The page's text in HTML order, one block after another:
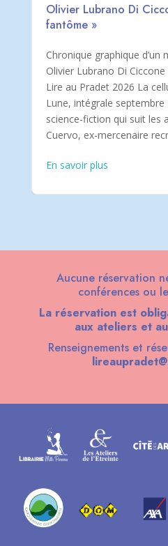
Olivier Lubrano Di
fantôme »
Chronique graphique d’un
Olivier Lubrano Di
Lire au Pradet 2026 La
Lune, intégrale septembre
science-fiction qui suit les
Cuervo, ex-mercenaire
En savoir plus
Aucune réservation
conférences ou
La réservation est
aux ateliers et
Renseignements et